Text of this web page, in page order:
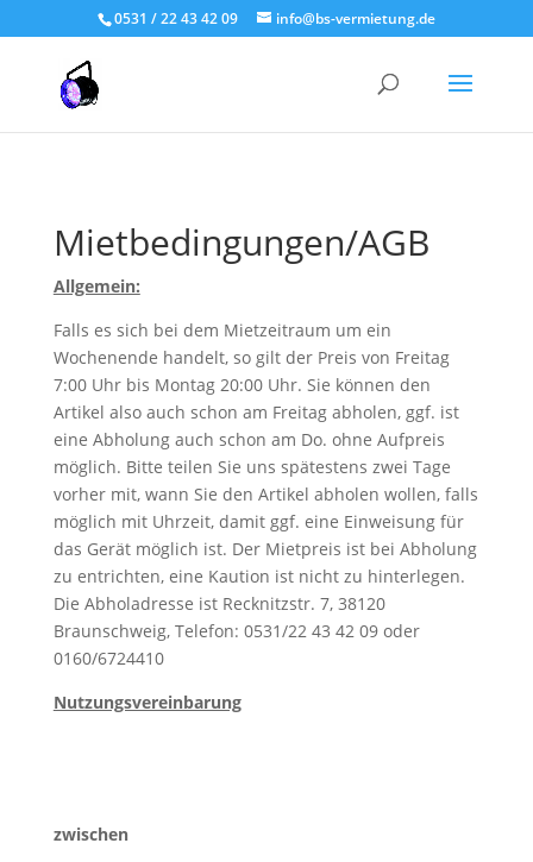
0531 / 22 43 42 09 info@bs-vermietung.de
Mietbedingungen/AGB
Allgemein:
Falls es sich bei dem Mietzeitraum um ein
Wochenende handelt, so gilt der Preis von Freitag
7:00 Uhr bis Montag 20:00 Uhr. Sie können den
Artikel also auch schon am Freitag abholen, ggf. ist
eine Abholung auch schon am Do. ohne Aufpreis
möglich. Bitte teilen Sie uns spätestens zwei Tage
vorher mit, wann Sie den Artikel abholen wollen, falls
möglich mit Uhrzeit, damit ggf. eine Einweisung für
das Gerät möglich ist. Der Mietpreis ist bei Abholung
zu entrichten, eine Kaution ist nicht zu hinterlegen.
Die Abholadresse ist Recknitzstr. 7, 38120
Braunschweig, Telefon: 0531/22 43 42 09 oder
0160/6724410
Nutzungsvereinbarung
zwischen